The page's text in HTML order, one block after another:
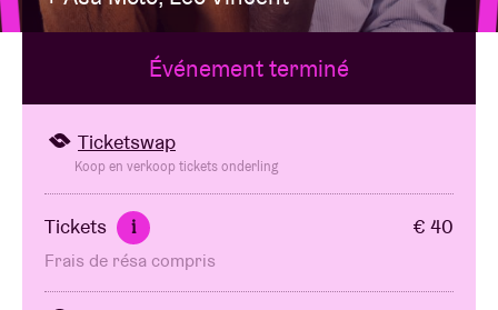
Location de salles
BRDCST
Chèque-concert
Événement terminé
Ticketswap
Koop en verkoop tickets onderling
Tickets i € 40
Frais de résa compris